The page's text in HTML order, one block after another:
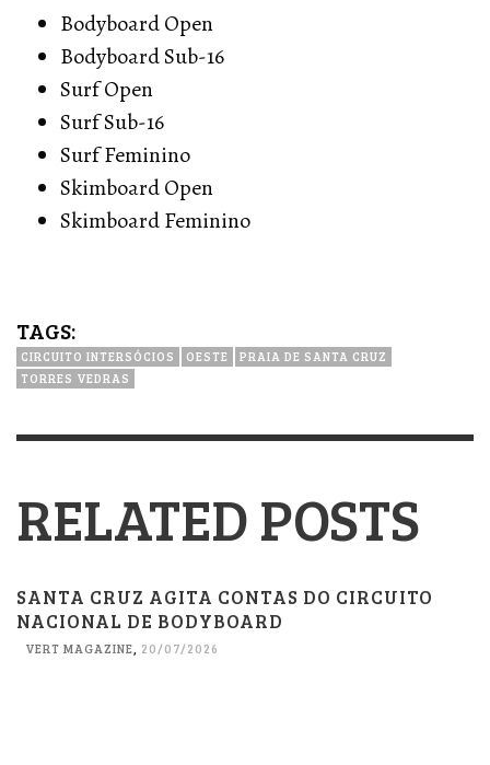
Bodyboard Open
Bodyboard Sub-16
Surf Open
Surf Sub-16
Surf Feminino
Skimboard Open
Skimboard Feminino
TAGS:
CIRCUITO INTERSÓCIOS OESTE
PRAIA DE SANTA CRUZ
TORRES VEDRAS
RELATED POSTS
SANTA CRUZ AGITA CONTAS DO CIRCUITO
NACIONAL DE BODYBOARD
VERT MAGAZINE 20/07/2026